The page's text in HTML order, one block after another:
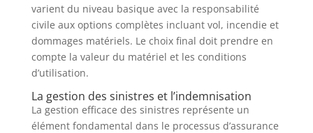
varient du niveau basique avec la responsabilité
civile aux options complètes incluant vol, incendie et
dommages matériels. Le choix final doit prendre en
compte la valeur du matériel et les conditions
d’utilisation.
La gestion des sinistres et l’indemnisation
La gestion efficace des sinistres représente un
élément fondamental dans le processus d’assurance